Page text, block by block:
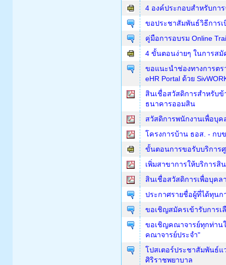
4 องค์ประกอบสำหรับการ
ขอประชาสัมพันธ์วิธีการเ
คู่มือการอบรม Online
4 ขั้นตอนง่ายๆ ในการสมั
ขอแนะนำช่องทางการต
eHR Portal ด้วย
สินเชื่อสวัสดิการสำหรับ
ธนาคารออมสิน
สวัสดิการพนักงานเพื่อบุ
โครงการบ้าน ธอส. - กบ
ขั้นตอนการขอรับบริการ
เพิ่มสาขาการให้บริการ
สินเชื่อสวัสดิการเพื่อบุค
ประกาศรายชื่อผู้ที่ได้ทุนก
ขอเชิญสมัครเข้ารับการ
ขอเชิญคณาจารย์ทุกท่าน
คณาจารย์ประจำ"
โปสเตอร์ประชาสัมพันธ์
ศิริราชพยาบาล